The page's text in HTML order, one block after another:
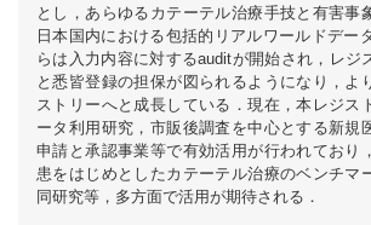
とし，あらゆるカテーテル治療手技と有害事
日本国内における包括的リアルワールドデー
らは入力内容に対するauditが開始され，レジ
と悉皆登録の担保が図られるようになり，よ
ストリーへと成長している．現在，本レジス
ータ利用研究，市販後調査を中心とする新規
申請と承認事業等で有効活用が行われており
患をはじめとしたカテーテル治療のベンチマ
同研究等，多方面で活用が期待される．